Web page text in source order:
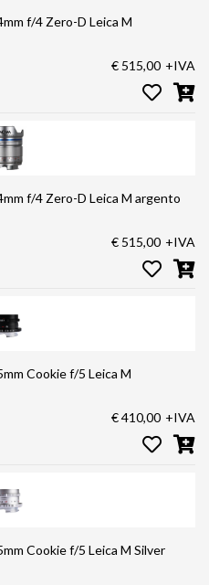
Laowa Venus Optics obiettivo 14mm f/4 Zero-D Leica M
€ 515,00 +IVA
Laowa Venus Optics obiettivo 14mm f/4 Zero-D Leica M argento
€ 515,00 +IVA
Laowa Venus Optics obiettivo 15mm Cookie f/5 Leica M
€ 410,00 +IVA
Laowa Venus Optics obiettivo 15mm Cookie f/5 Leica M Silver